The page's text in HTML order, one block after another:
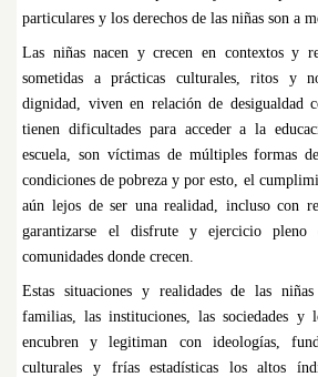
particulares y los derechos de las niñas son a
Las niñas nacen y crecen en contextos y
sometidas a prácticas culturales, ritos y
dignidad, viven en relación de desigualdad
tienen dificultades para acceder a la
escuela, son víctimas de múltiples formas
condiciones de pobreza y por esto, el
aún lejos de ser una realidad, incluso con
garantizarse el disfrute y ejercicio
comunidades donde crecen.
Estas situaciones y realidades de las
familias, las instituciones, las sociedades y
encubren y legitiman con ideologías,
culturales y frías estadísticas los altos